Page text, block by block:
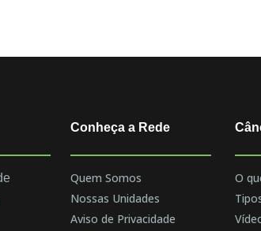
Conheça a Rede
Quem Somos
Nossas Unidades
Aviso de Privacidade
O